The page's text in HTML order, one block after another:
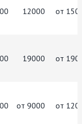
12000 от
19000 от
от 9000 от